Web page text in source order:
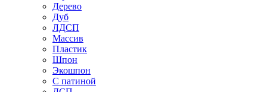
Дерево
Дуб
ЛДСП
Массив
Пластик
Шпон
Экошпон
С патиной